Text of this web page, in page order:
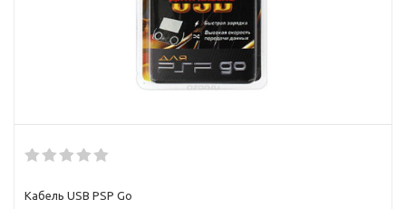
Кабель USB PSP Go